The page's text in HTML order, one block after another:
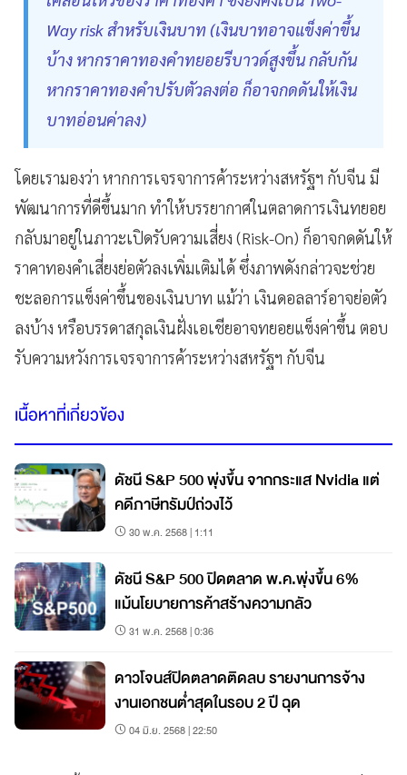
Way risk สำหรับเงินบาท (เงินบาทอาจแข็งค่าขึ้น
บ้าง หากราคาทองคำทยอยรีบาวด์สูงขึ้น กลับกัน
หากราคาทองคำปรับตัวลงต่อ ก็อาจกดดันให้เงิน
บาทอ่อนค่าลง)
โดยเรามองว่า หากการเจรจาการค้าระหว่างสหรัฐฯ กับจีน มี
พัฒนาการที่ดีขึ้นมาก ทำให้บรรยากาศในตลาดการเงินทยอย
กลับมาอยู่ในภาวะเปิดรับความเสี่ยง (Risk-On) ก็อาจกดดันให้
ราคาทองคำเสี่ยงย่อตัวลงเพิ่มเติมได้ ซึ่งภาพดังกล่าวจะช่วย
ชะลอการแข็งค่าขึ้นของเงินบาท แม้ว่า เงินดอลลาร์อาจย่อตัว
ลงบ้าง หรือบรรดาสกุลเงินฝั่งเอเชียอาจทยอยแข็งค่าขึ้น ตอบ
รับความหวังการเจรจาการค้าระหว่างสหรัฐฯ กับจีน
เนื้อหาที่เกี่ยวข้อง
ดัชนี S&P 500 พุ่งขึ้น จากกระแส Nvidia แต่
คดีภาษีทรัมป์ถ่วงไว้
30 พ.ค. 2568 | 1:11
ดัชนี S&P 500 ปิดตลาด พ.ค.พุ่งขึ้น 6%
แม้นโยบายการค้าสร้างความกลัว
31 พ.ค. 2568 | 0:36
ดาวโจนส์ปิดตลาดติดลบ รายงานการจ้าง
งานเอกชนต่ำสุดในรอบ 2 ปี ฉุด
04 มิ.ย. 2568 | 22:50